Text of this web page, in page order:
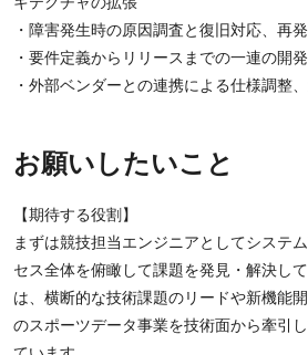
・障害発生時の原因調査と復旧対応、再
・要件定義からリリースまでの一連の開
・外部ベンダーとの連携による仕様調整
お願いしたいこと
【期待する役割】
まずは競技担当エンジニアとしてシステ
セス全体を俯瞰して課題を発見・解決し
は、横断的な技術課題のリードや新機能
のスポーツデータ事業を技術面から牽引